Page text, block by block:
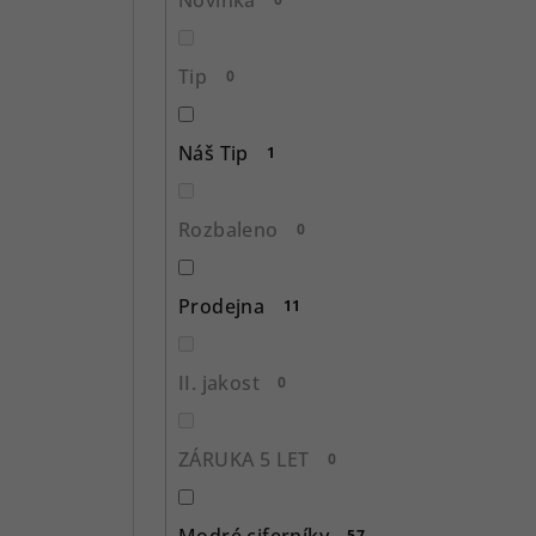
Tip 0
Náš Tip 1
Rozbaleno 0
Prodejna 11
II. jakost 0
ZÁRUKA 5 LET 0